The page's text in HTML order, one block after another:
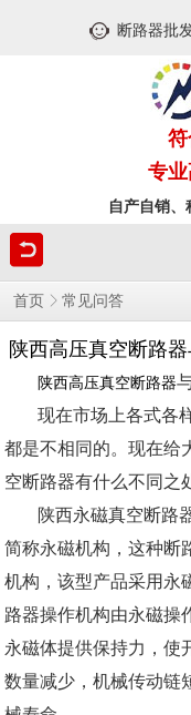
断路器批
专
自产自销
首页 常见问答
陕西高压真空断路
陕西高压真空断路器
现在市场上各式各
都是不相同的。现在给
空断路器有什么不同之
陕西永磁真空断路
简称永磁机构，这种断
机构，该型产品采用永
路器操作机构由永磁操
永磁体提供保持力，使
数量减少，机械传动链